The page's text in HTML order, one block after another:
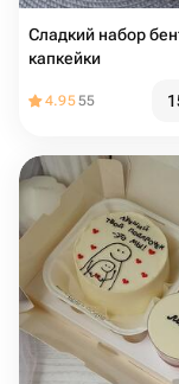
Сладкий набор бенто +
капкейки
4.9555